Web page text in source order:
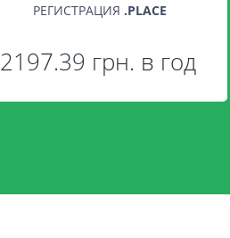
РЕГИСТРАЦИЯ .PLACE
2197.39 грн. в год